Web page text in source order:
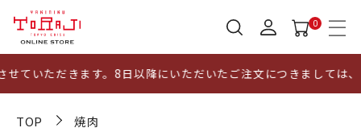
0
ただきます。8日以降にいただいたご注文につきましては、
TOP 焼肉